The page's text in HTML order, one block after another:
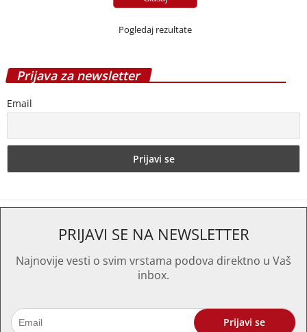
Pogledaj rezultate
Prijava za newsletter
Email
PRIJAVI SE NA NEWSLETTER
Najnovije vesti o svim vrstama podova direktno u Vaš
inbox.